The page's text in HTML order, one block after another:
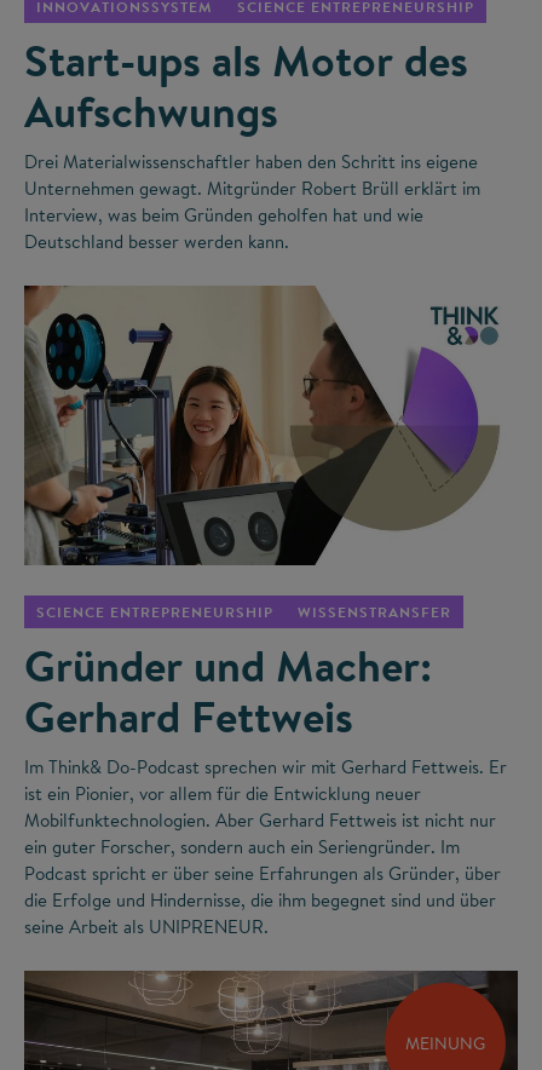
INNOVATIONSSYSTEM SCIENCE ENTREPRENEURSHIP
Start-ups als Motor des
Aufschwungs
Drei Materialwissenschaftler haben den Schritt ins eigene
Unternehmen gewagt. Mitgründer Robert Brüll erklärt im
Interview, was beim Gründen geholfen hat und wie
Deutschland besser werden kann.
SCIENCE ENTREPRENEURSHIP WISSENSTRANSFER
Gründer und Macher:
Gerhard Fettweis
Im Think& Do-Podcast sprechen wir mit Gerhard Fettweis. Er
ist ein Pionier, vor allem für die Entwicklung neuer
Mobilfunktechnologien. Aber Gerhard Fettweis ist nicht nur
ein guter Forscher, sondern auch ein Seriengründer. Im
Podcast spricht er über seine Erfahrungen als Gründer, über
die Erfolge und Hindernisse, die ihm begegnet sind und über
seine Arbeit als UNIPRENEUR.
MEINUNG